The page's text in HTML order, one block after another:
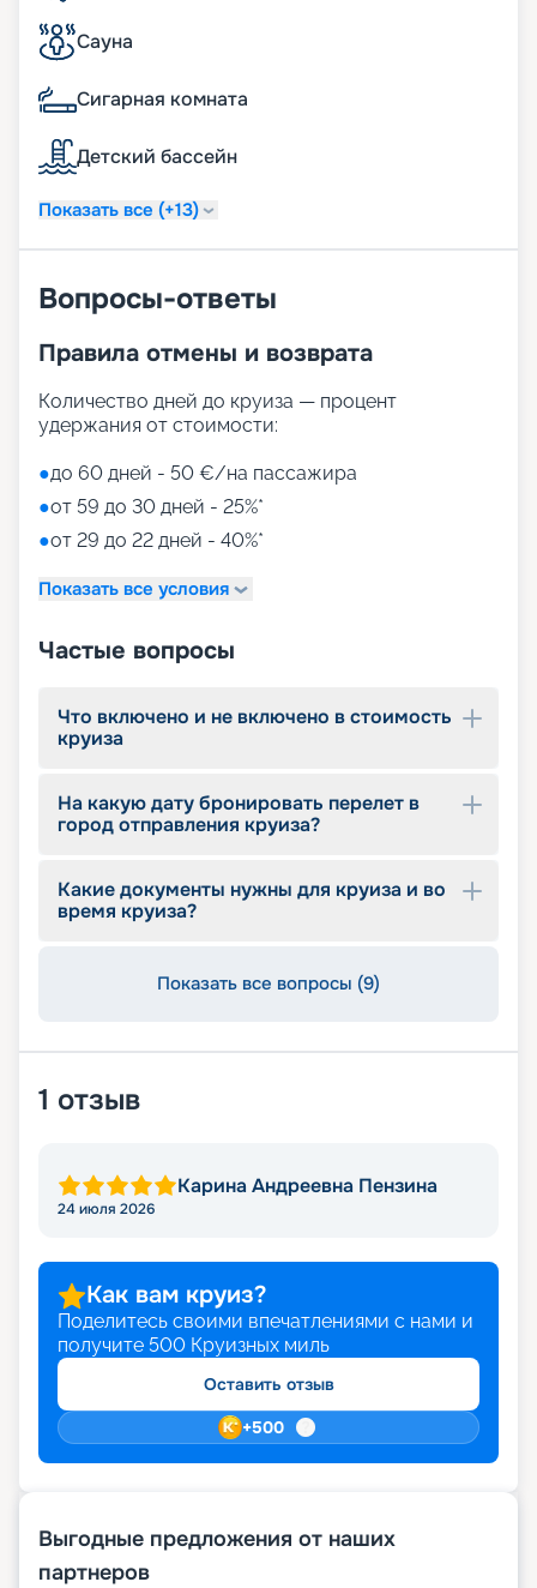
пожеланиям. Кроме того, при раннем
бронировании вам удастся сэкономить
средства, не теряя при этом в качестве.
Заходите на наш сайт, изучайте описание,
расписание, схемы, план и маршруты лайнера.
Читайте отзывы, узнавайте цену и покупайте
путевку на навигацию 2026 - 2027 г. не выходя из
дома. Для того чтобы воспользоваться нашими
менеджерами.
Сауна
Сигарная комната
Детский бассейн
Показать все (+13)
Вопросы-ответы
Правила отмены и возврата
Количество дней до круиза — процент
удержания от стоимости:
●до 60 дней - 50 €/на пассажира
●от 59 до 30 дней - 25%*
●от 29 до 22 дней - 40%*
Показать все условия
Частые вопросы
Что включено и не включено в стоимость
круиза
На какую дату бронировать перелет в
город отправления круиза?
Какие документы нужны для круиза и во
время круиза?
Показать все вопросы (9)
1 отзыв
Карина Андреевна Пензина
24 июля 2026
Как вам круиз?
Поделитесь своими впечатлениями с нами и
получите 500 Круизных миль
Оставить отзыв
+500
Выгодные предложения от наших
партнеров